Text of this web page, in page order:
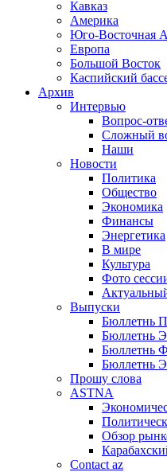
Кавказ
Америка
Юго-Восточная
Европа
Большой Восток
Каспийский
Архив
Интервью
Вопрос-
Сложный
Наши
Новости
Политика
Общество
Экономика
Финансы
Энергетика
В мире
Культура
Фото
Выпуски
Бюллетнь
Бюллетнь
Бюллетнь
Бюллетнь
Прошу слова
ASTNA
Обзор
Contact az